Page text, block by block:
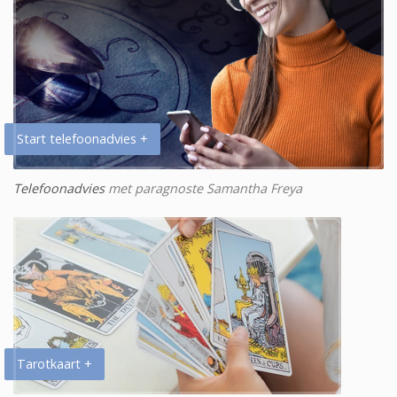
Start telefoonadvies +
Telefoonadviesmet paragnoste Samantha Freya
Tarotkaart +